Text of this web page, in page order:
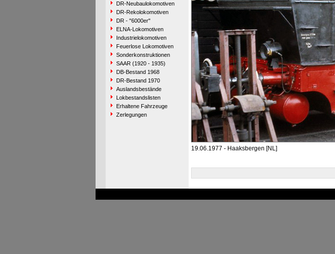
DR-Neubaulokomotiven
DR-Rekolokomotiven
DR - "6000er"
ELNA-Lokomotiven
Industrielokomotiven
Feuerlose Lokomotiven
Sonderkonstruktionen
SAAR (1920 - 1935)
DB-Bestand 1968
DR-Bestand 1970
Auslandsbestände
Lokbestandslisten
Erhaltene Fahrzeuge
Zerlegungen
19.06.1977 - Haaksbergen [NL]